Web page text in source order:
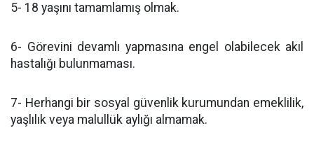
5- 18 yaşını tamamlamış olmak.
6- Görevini devamlı yapmasına engel olabilecek akıl
hastalığı bulunmaması.
7- Herhangi bir sosyal güvenlik kurumundan emeklilik,
yaşlılık veya malullük aylığı almamak.